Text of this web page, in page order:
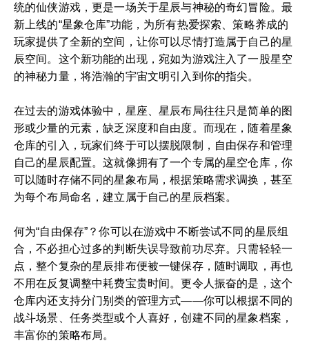
统的仙侠游戏，更是一场关于星辰与神秘的奇幻冒险。最
新上线的“星象仓库”功能，为所有热爱探索、策略养成的
玩家提供了全新的空间，让你可以尽情打造属于自己的星
辰空间。这个新功能的出现，宛如为游戏注入了一股星空
的神秘力量，将浩瀚的宇宙文明引入到你的指尖。
在过去的游戏体验中，星座、星辰布局往往只是简单的图
形或少量的元素，缺乏深度和自由度。而现在，随着星象
仓库的引入，玩家们终于可以摆脱限制，自由保存和管理
自己的星辰配置。这就像拥有了一个专属的星空仓库，你
可以随时存储不同的星象布局，根据策略需求调换，甚至
为每个布局命名，建立属于自己的星辰档案。
何为“自由保存”？你可以在游戏中不断尝试不同的星辰组
合，不必担心过多的判断失误导致前功尽弃。只需轻轻一
点，整个复杂的星辰排布便被一键保存，随时调取，再也
不用在反复调整中耗费宝贵时间。更令人振奋的是，这个
仓库内还支持分门别类的管理方式——你可以根据不同的
战斗场景、任务类型或个人喜好，创建不同的星象档案，
丰富你的策略布局。